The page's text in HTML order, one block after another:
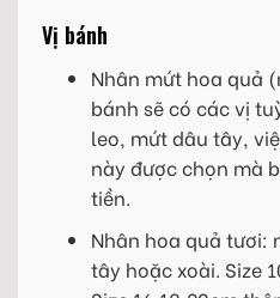
Vị bánh
Nhân mứt hoa quả
bánh sẽ có các vị
leo, mứt dâu tây,
này được chọn mà
tiền.
Nhân hoa quả tươi:
tây hoặc xoài. Size